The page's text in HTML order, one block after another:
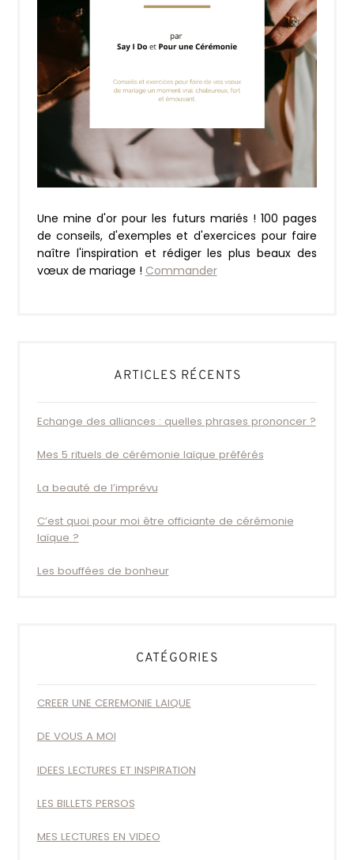
Une mine d'or pour les futurs mariés ! 100 pages
de conseils, d'exemples et d'exercices pour faire
naître l'inspiration et rédiger les plus beaux des
vœux de mariage ! Commander
ARTICLES RÉCENTS
Echange des alliances : quelles phrases prononcer ?
Mes 5 rituels de cérémonie laïque préférés
La beauté de l’imprévu
C’est quoi pour moi être officiante de cérémonie
laïque ?
Les bouffées de bonheur
CATÉGORIES
CREER UNE CEREMONIE LAIQUE
DE VOUS A MOI
IDEES LECTURES ET INSPIRATION
LES BILLETS PERSOS
MES LECTURES EN VIDEO